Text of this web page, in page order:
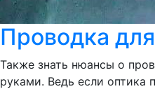
Проводка
Также знать нюансы о
руками. Ведь если оптика